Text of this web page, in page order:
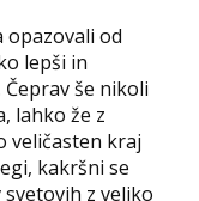
opazovali od
lepši in
še nikoli
lahko že z
veličasten kraj
kakršni se
z veliko